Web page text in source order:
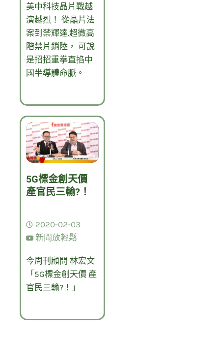
美中科技晶片戰越
演越烈！ 從晶片法
案到禁輝達.超微高
階禁片銷陸， 可說
是招招重拳直掐中
國半導體命脈。
5G標金創天價
產官民三輸?！
2020-02-03
新聞放輕鬆
今周刊顧問 林宏文
「5G標金創天價 產
官民三輸?！」